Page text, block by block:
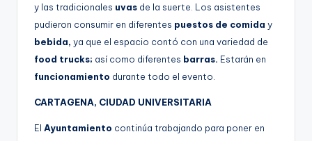
y las tradicionales uvas de la suerte. Los asistentes
pudieron consumir en diferentes puestos de comida y
bebida, ya que el espacio contó con una variedad de
food trucks; así como diferentes barras. Estarán en
funcionamiento durante todo el evento.
CARTAGENA, CIUDAD UNIVERSITARIA
El Ayuntamiento continúa trabajando para poner en